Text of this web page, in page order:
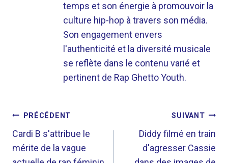
temps et son énergie à promouvoir la
culture hip-hop à travers son média.
Son engagement envers
l'authenticité et la diversité musicale
se reflète dans le contenu varié et
pertinent de Rap Ghetto Youth.
NAVIGATION
DE
L’ARTICLE
PRÉCÉDENT
Cardi B s'attribue le
mérite de la vague
SUIVANT
Diddy filmé en train
d'agresser Cassie